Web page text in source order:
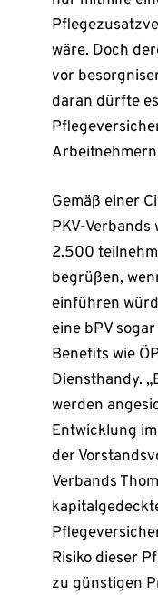
wäre. Doch
vor
daran dürfte
Gemäß einer
PKV-
2.500
begrüßen,
einführen
eine bPV
Benefits wie
Diensthandy.
werden
Entwicklung
der
Verbands
Risiko dieser
zu günstigen